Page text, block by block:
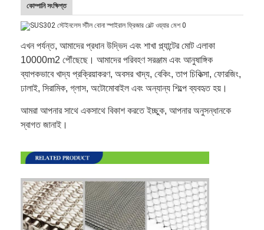
কোম্পানি সংক্ষিপ্ত
এখন পর্যন্ত, আমাদের প্রধান উদ্ভিদ এবং শাখা প্ল্যান্টের মোট এলাকা
10000m2 পৌঁছেছে। আমাদের পরিবহণ সরঞ্জাম এবং আনুষাঙ্গিক
ব্যাপকভাবে খাদ্য প্রক্রিয়াকরণ, অবসর খাদ্য, বেকিং, তাপ চিকিত্সা, ফোরজিং,
ঢালাই, সিরামিক, গ্লাস, অটোমোবাইল এবং অন্যান্য শিল্পে ব্যবহৃত হয়।
আমরা আপনার সাথে একসাথে বিকাশ করতে ইচ্ছুক, আপনার অনুসন্ধানকে
স্বাগত জানাই।